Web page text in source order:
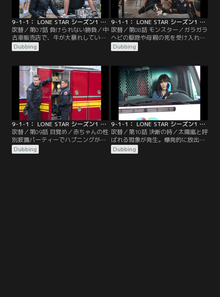
になるが…。
できない理由が…。
9-1-1： LONE STAR シーズン1 第07話／吹替
吹替／第07話 負けられない勝負／中
古車販売店で、牛が大暴れしている
との通報が入る。チームは暴れ牛を
捕まえるという危険な任務に挑まな
に迫っていたが、ストランド隊長は
タイムを縮められず苦戦していた。
自分が負ければ、126分署の隊員た
ちは居場所を失うことになる。
Dubbing
9-1-1： LONE STAR シーズン1 第08話／吹替
吹替／第08話 モンスター／ガラガラ
ヘビの駆除や母親の死を受け入れら
れない男の世話など、今回もチーム
は大忙しだった。そんな中、126分
がやってくる。チームはバターカッ
プに夢中だったが、TKにはその犬を
愛せない理由があった。ワシントン
刑事はトラックと証拠品を調べてい
た。
Dubbing
9-1-1： LONE STAR シーズン1 第09話／吹替
吹替／第09話 目覚め／赤ちゃんの性
別披露パーティーでハプニングが発
生。通報を受けて急行した126分署
は、隊長不在のためジャドの指示で
Dubbing
9-1-1： LONE STAR シーズン1 第10話（最終話）／吹替
吹替／第10話 決断の時／太陽嵐と呼
ばれる現象が発生。爆発的に放出さ
れた太陽フレアの影響は、地球上の
人々だけでなく宇宙飛行士にも及ん
Dubbing